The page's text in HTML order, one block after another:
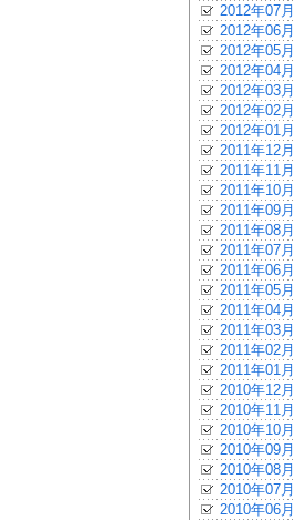
2012年07月
2012年06月
2012年05月
2012年04月
2012年03月
2012年02月
2012年01月
2011年12月
2011年11月
2011年10月
2011年09月
2011年08月
2011年07月
2011年06月
2011年05月
2011年04月
2011年03月
2011年02月
2011年01月
2010年12月
2010年11月
2010年10月
2010年09月
2010年08月
2010年07月
2010年06月